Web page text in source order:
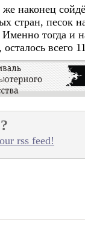
наконец
стран, песок
тогда и
всего
rss feed!